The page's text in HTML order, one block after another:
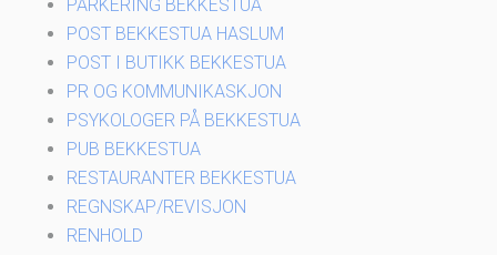
PARKERING BEKKESTUA
POST BEKKESTUA HASLUM
POST I BUTIKK BEKKESTUA
PR OG KOMMUNIKASKJON
PSYKOLOGER PÅ BEKKESTUA
PUB BEKKESTUA
RESTAURANTER BEKKESTUA
REGNSKAP/REVISJON
RENHOLD